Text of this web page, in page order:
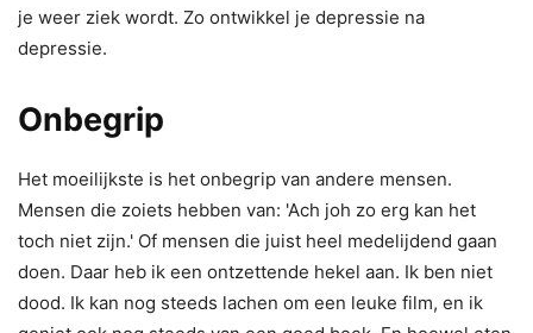
je weer ziek wordt. Zo ontwikkel je depressie na
depressie.
Onbegrip
Het moeilijkste is het onbegrip van andere mensen.
Mensen die zoiets hebben van: 'Ach joh zo erg kan het
toch niet zijn.' Of mensen die juist heel medelijdend gaan
doen. Daar heb ik een ontzettende hekel aan. Ik ben niet
dood. Ik kan nog steeds lachen om een leuke film, en ik